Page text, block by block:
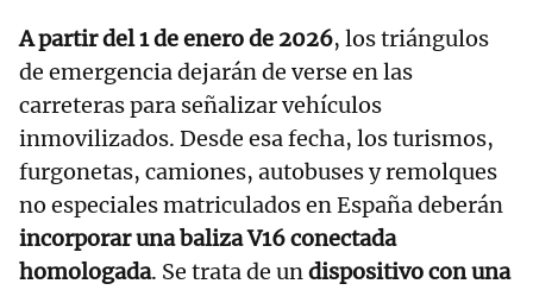
A partir del 1 de enero de 2026, los triángulos
de emergencia dejarán de verse en las
carreteras para señalizar vehículos
inmovilizados. Desde esa fecha, los turismos,
furgonetas, camiones, autobuses y remolques
no especiales matriculados en España deberán
incorporar una baliza V16 conectada
homologada. Se trata de undispositivo con una